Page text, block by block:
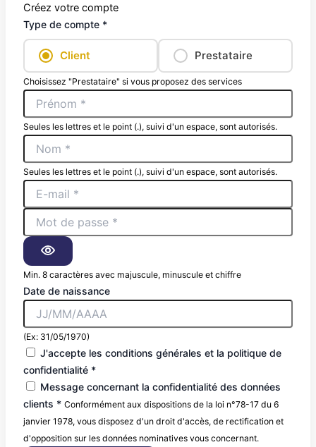
Créez votre compte
Type de compte *
Client Prestataire
Choisissez "Prestataire" si vous proposez des services
Seules les lettres et le point (.), suivi d'un espace, sont autorisés.
Seules les lettres et le point (.), suivi d'un espace, sont autorisés.
Min. 8 caractères avec majuscule, minuscule et chiffre
Date de naissance
(Ex: 31/05/1970)
J'accepte les conditions générales et la politique de
confidentialité *
Message concernant la confidentialité des données
clients * Conformément aux dispositions de la loi n°78-17 du 6
janvier 1978, vous disposez d'un droit d'accès, de rectification et
d'opposition sur les données nominatives vous concernant.